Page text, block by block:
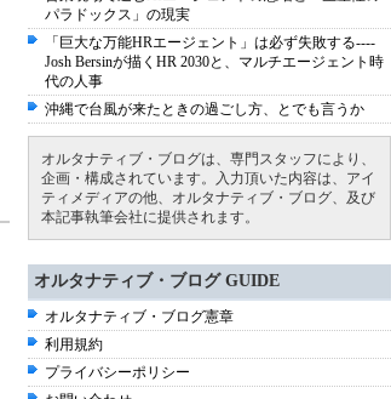
パラドックス」の現実
「巨大な万能HRエージェント」は必ず失敗する----
Josh Bersinが描くHR 2030と、マルチエージェント時
代の人事
沖縄で台風が来たときの過ごし方、とでも言うか
オルタナティブ・ブログは、専門スタッフにより、
企画・構成されています。入力頂いた内容は、アイ
ティメディアの他、オルタナティブ・ブログ、及び
本記事執筆会社に提供されます。
オルタナティブ・ブログ GUIDE
オルタナティブ・ブログ憲章
利用規約
プライバシーポリシー